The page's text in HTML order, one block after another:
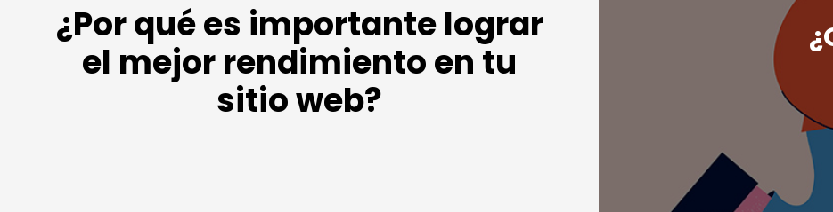
¿Por qué es importante lograr
el mejor rendimiento en tu
sitio web?